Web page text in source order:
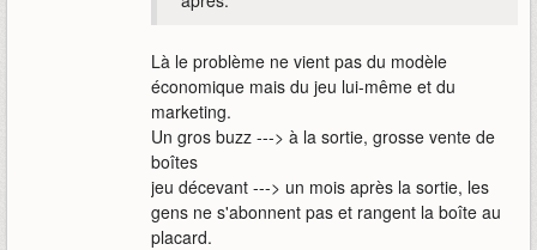
Là le problème ne vient pas du modèle
économique mais du jeu lui-même et du
marketing.
Un gros buzz ---> à la sortie, grosse vente de
boîtes
jeu décevant ---> un mois après la sortie, les
gens ne s'abonnent pas et rangent la boîte au
placard.